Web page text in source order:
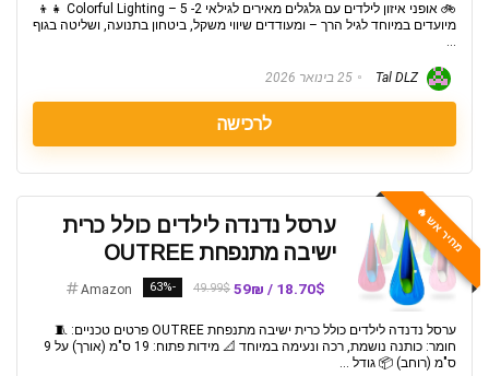
🚲 אופני איזון לילדים עם גלגלים מאירים לגילאי 2- 5 – Colorful Lighting 👧👦
מיועדים במיוחד לגיל הרך – ומעודדים שיווי משקל, ביטחון בתנועה, ושליטה בגוף
...
Tal DLZ 25 בינואר 2026
לרכישה
מחיר אש 🔥
ערסל נדנדה לילדים כולל כרית
ישיבה מתנפחת OUTREE
18.70$ / 59₪
49.99$
-63%
Amazon
ערסל נדנדה לילדים כולל כרית ישיבה מתנפחת OUTREE פרטים טכניים: 🧵
חומר: כותנה נושמת, רכה ונעימה במיוחד 📐 מידות פתוח: 19 ס"מ (אורך) על 9
ס"מ (רוחב) 📦 גודל ...